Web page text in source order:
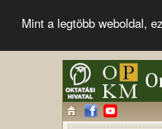
Mint a legtöbb weboldal,